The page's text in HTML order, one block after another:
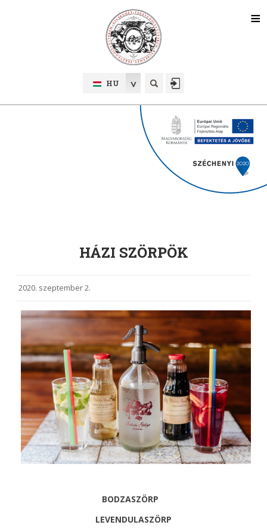
HU
HÁZI SZÖRPÖK
2020. szeptember 2.
BODZASZÖRP
LEVENDULASZÖRP